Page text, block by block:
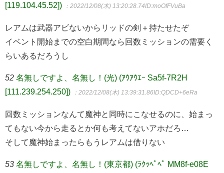
[119.104.45.52])
：2022/12/08(木) 13:20:28.74ID:moOfFVuBa
レアムは武器アビないからリッドの剣＋持たせたぞ
イベント開始までの空白期間なら回数ミッションの需要く
らいあるだろうし
52 名無しですよ、名無し！(光) (ｱｳｱｳｴｰ Sa5f-7R2H
[111.239.254.250])
：2022/12/08(木) 13:39:31.86ID:QDCD+6eRa
回数ミッションなんて魔神と同時にこなせるのに、始まっ
てもない今から走るとか何も考えてないアホだろ…
そして魔神始まったらもうレアムは借りない
53 名無しですよ、名無し！(東京都) (ﾗｸｯﾍﾟﾍﾟ MM8f-e08E